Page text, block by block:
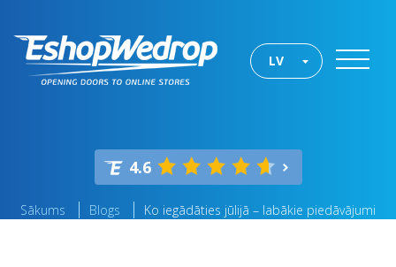
LV
4.6
Sākums Blogs Ko iegādāties jūlijā – labākie piedāvājumi